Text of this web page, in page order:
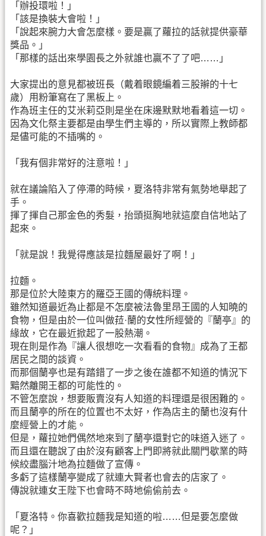
「辦投環啦！」
「該是換裝大會啦！」
「說起來腕力大會怎麼樣。要是贏了蘿拉的話就提供豪華
獎品。」
「那樣的話出來學園長之外就誰也贏不了了吧……」
大家提出的意見都被班長（戴着眼鏡編着三股辮的十七
歲）用粉筆寫在了黑板上。
作為班主任的艾米莉亞則是坐在床邊默默地看着這一切。
因為文化祭主要都是由學生們主導的，所以實際上教師都
是儘可能的不插嘴的。
「我有個非常好的注意啦！」
就在議論陷入了停滯的時候，夏洛特非常有氣勢地舉起了
手。
揮了揮自己那金色的秀髮，抬頭挺胸地就這麼自信地站了
起來。
「就是說！我覺得應該是拉麵屋最好了啊！」
拉麵。
那是位於大陸東方的羅亞王國的傳統料理。
雖然知道最近為止都是不怎麼被法魯里昂王國的人知曉的
食物，但是由於一位叫做菈·蘭的女性所經營的『蘭亭』的
緣故，它在最近掀起了一股熱潮。
現在則是作為『讓人很想吃一次看看的食物』成為了王都
居民之間的談資。
而那個蘭亭也是有踏錯了一步之後在誰都不知道的情況下
黯然離開王都的可能性的。
不管怎麼說，想要販賣沒有人知道的料理還是很困難的。
而且蘭亭的所在的位置也不太好，作為店主的蘭也沒有什
麼經營上的才能。
但是，蘿拉她們偶然地來到了蘭亭還對它的味道入迷了。
而且還在聽說了由於沒有顧客上門即將就此關門歇業的時
候絞盡腦汁地為拉麵做了宣傳。
多虧了這樣蘭亭變成了就連大賢者也會去的店家了。
傳說就連女王陛下也會時不時地偷偷前去。
「夏洛特。你喜歡拉麵我是知道的啦……但是要怎麼做
呢？」